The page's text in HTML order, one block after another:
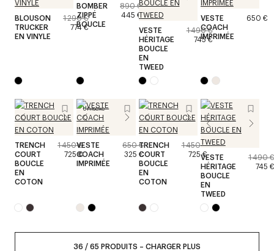
BLOUSON
TRUCKER
EN VINYLE
1 290 €
774 €
BOMBER
ZIPPÉ
BOUCLE
890 €
445 €
VESTE
HÉRITAGE
BOUCLE
EN
TWEED
1 490 €
745 €
VESTE
COACH
IMPRIMÉE
650 €
TRENCH
COURT
BOUCLE
EN
COTON
1 450 €
725 €
Unisexe
VESTE
COACH
IMPRIMÉE
650 €
325 €
TRENCH
COURT
BOUCLE
EN
COTON
1 450 €
725 €VESTE
HÉRITAGE
BOUCLE
EN
TWEED
1 490 €
745 €
36 /65 PRODUITS – CHARGER PLUS